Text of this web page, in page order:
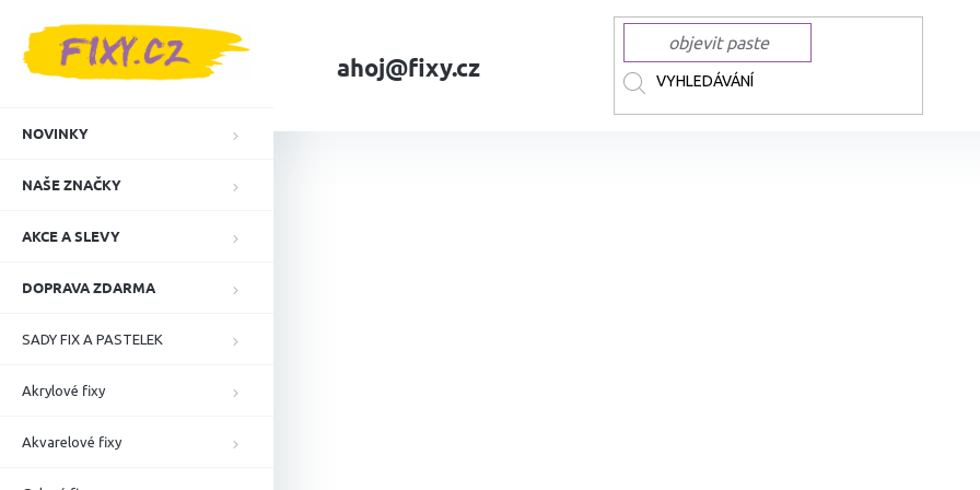
ahoj@fixy.cz
NOVINKY
NAŠE ZNAČKY
AKCE A SLEVY
DOPRAVA ZDARMA
SADY FIX A PASTELEK
Akrylové fixy
Akvarelové fixy